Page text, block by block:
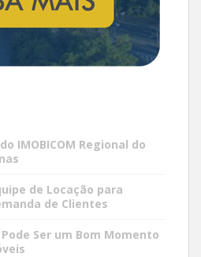
IMOBICOM Regional do
de Locação para
de Clientes
Ser um Bom Momento